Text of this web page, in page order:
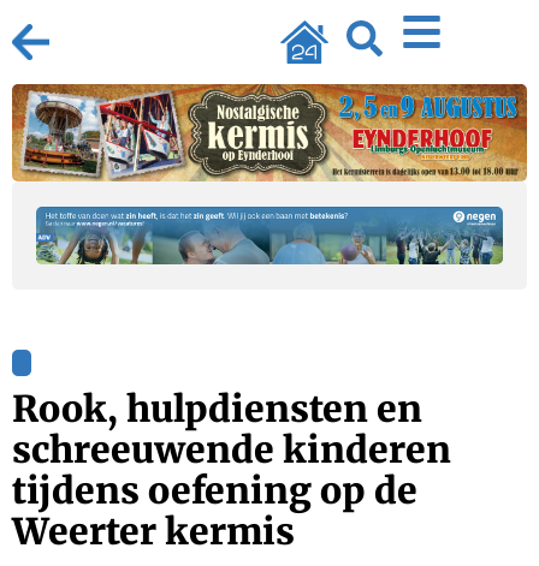
Rook, hulpdiensten en
schreeuwende kinderen
tijdens oefening op de
Weerter kermis